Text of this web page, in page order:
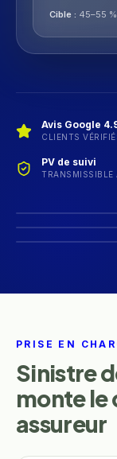
Cible : 45–55 %
Avis Google
CLIENTS
PV de suivi
TRANSMISSIBLE
PRISE EN
Sinistre
monte le
assureur